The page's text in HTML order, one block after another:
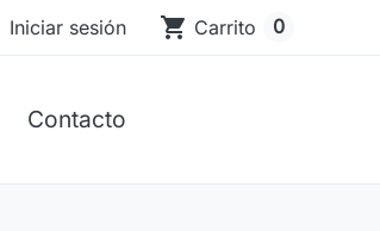
Iniciar sesión shopping_cart Carrito 0
Contacto